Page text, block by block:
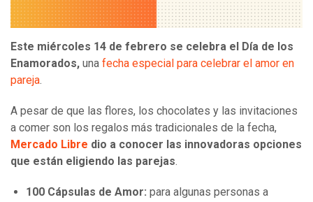
Este miércoles 14 de febrero se celebra el Día de los
Enamorados, una fecha especial para celebrar el amor en
pareja.
A pesar de que las flores, los chocolates y las invitaciones
a comer son los regalos más tradicionales de la fecha,
Mercado Libre dio a conocer las innovadoras opciones
que están eligiendo las parejas.
100 Cápsulas de Amor: para algunas personas a